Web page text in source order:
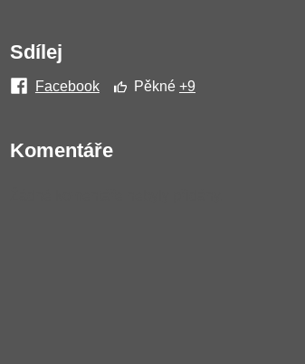
Sdílej
Facebook Pěkné +9
Komentáře